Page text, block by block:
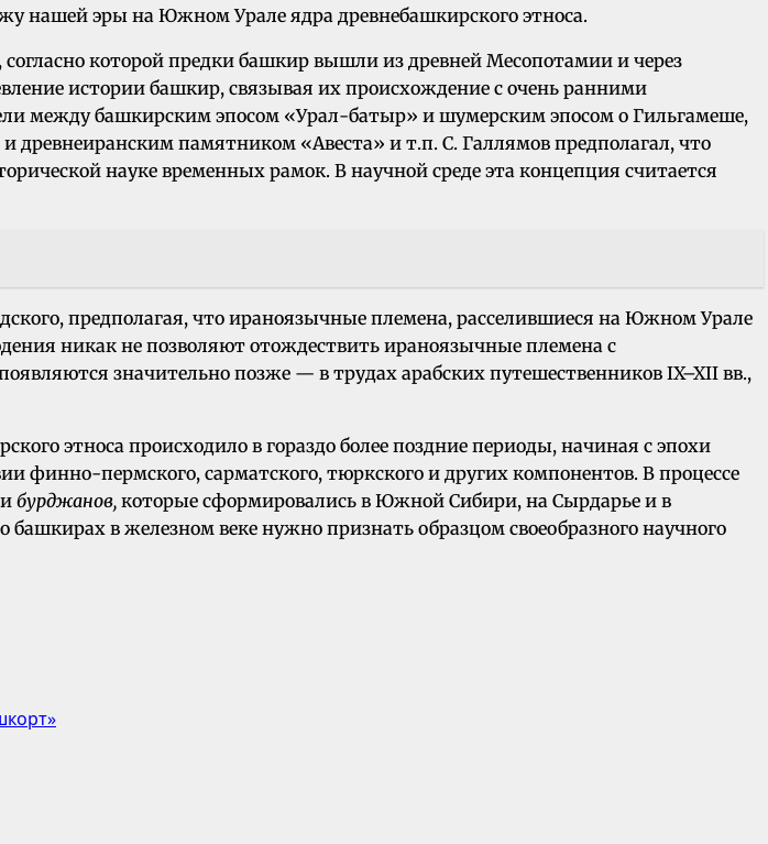
нашей эры на Южном Урале ядра древнебашкирского этноса.
которой предки башкир вышли из древней Месопотамии и через
истории башкир, связывая их происхождение с очень ранними
между башкирским эпосом «Урал-батыр» и шумерским эпосом о Гильгамеше,
памятником «Авеста» и т.п. С. Галлямов предполагал, что
науке временных рамок. В научной среде эта концепция считается
предполагая, что ираноязычные племена, расселившиеся на Южном Урале
никак не позволяют отождествить ираноязычные племена с
значительно позже — в трудах арабских путешественников IX–XII вв.,
этноса происходило в гораздо более поздние периоды, начиная с эпохи
финно-пермского, сарматского, тюркского и других компонентов. В процессе
и бурджанов, которые сформировались в Южной Сибири, на Сырдарье и в
в железном веке нужно признать образцом своеобразного научного